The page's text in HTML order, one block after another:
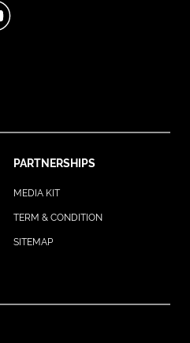
PARTNERSHIPS
MEDIA KIT
TERM & CONDITION
SITEMAP